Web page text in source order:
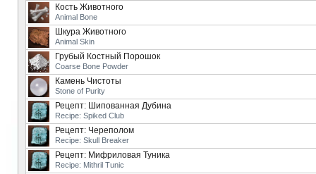
Кость Животного
Animal Bone
Шкура Животного
Animal Skin
Грубый Костный Порошок
Coarse Bone Powder
Камень Чистоты
Stone of Purity
Рецепт: Шипованная Дубина
Recipe: Spiked Club
Рецепт: Череполом
Recipe: Skull Breaker
Рецепт: Мифриловая Туника
Recipe: Mithril Tunic